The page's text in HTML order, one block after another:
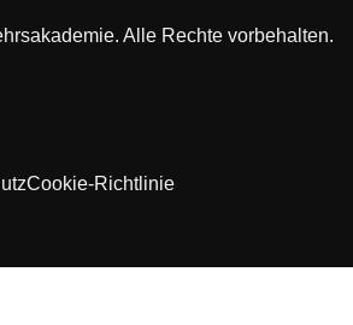
Alle Rechte vorbehalten.
Cookie-Richtlinie